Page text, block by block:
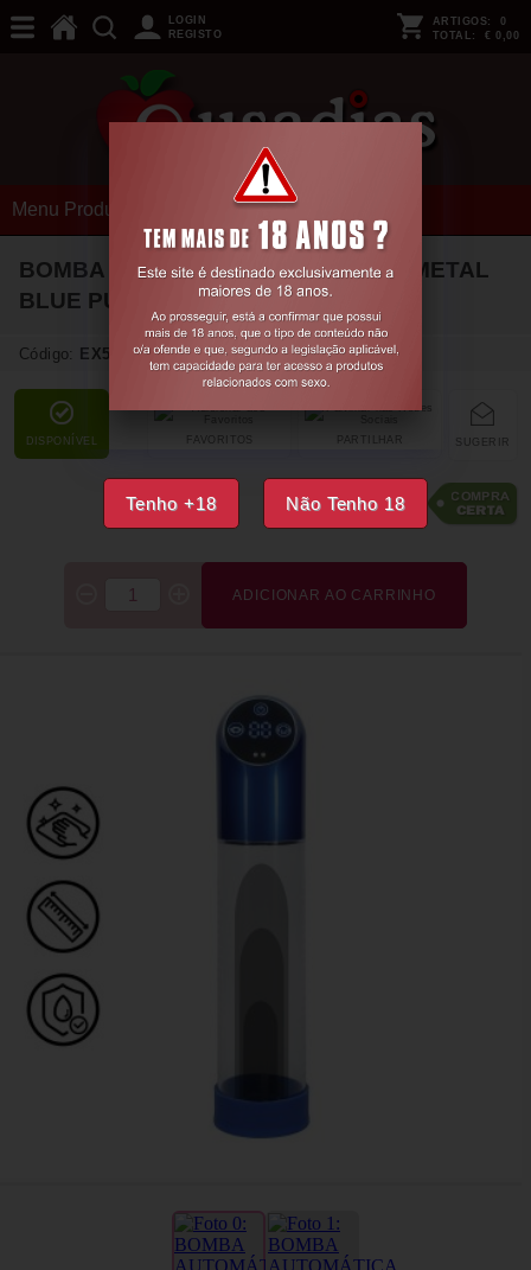
Tenho +18 Não Tenho 18
LOGIN
REGISTO
ARTIGOS: 0
TOTAL: € 0,00
Menu Produtos
BOMBA AUTOMÁTICA PARA PÉNIS METAL
BLUE PUMPED
Código: EX52638
DISPONÍVEL SUGERIR
PARTILHAR
FAVORITOS
€43,19
ADICIONAR AO CARRINHO